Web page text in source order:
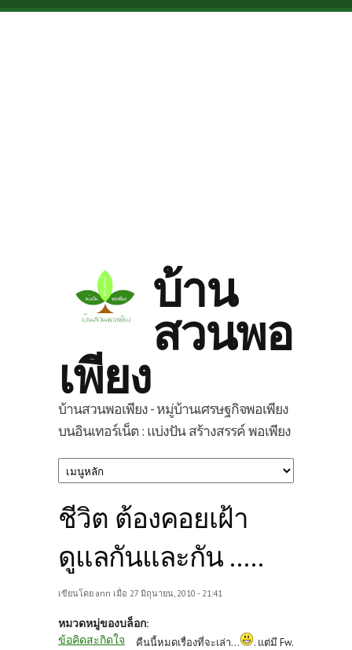
Skip to main content
บ้าน
สวนพอ
เพียง
บ้านสวนพอเพียง - หมู่บ้านเศรษฐกิจพอเพียง
บนอินเทอร์เน็ต : แบ่งปัน สร้างสรรค์ พอเพียง
ชีวิต ต้องคอยเฝ้า
ดูแลกันและกัน .....
เขียนโดย ann เมื่อ 27 มิถุนายน, 2010 - 21:41
หมวดหมู่ของบล็อก:
ข้อคิดสะกิดใจ
คืนนี้หมดเรื่องที่จะเล่า...
. แต่มี Fw.